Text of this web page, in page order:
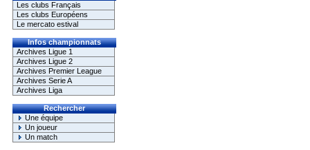
Les clubs Français
Les clubs Européens
Le mercato estival
Infos championnats
Archives Ligue 1
Archives Ligue 2
Archives Premier League
Archives Serie A
Archives Liga
Rechercher
Une équipe
Un joueur
Un match